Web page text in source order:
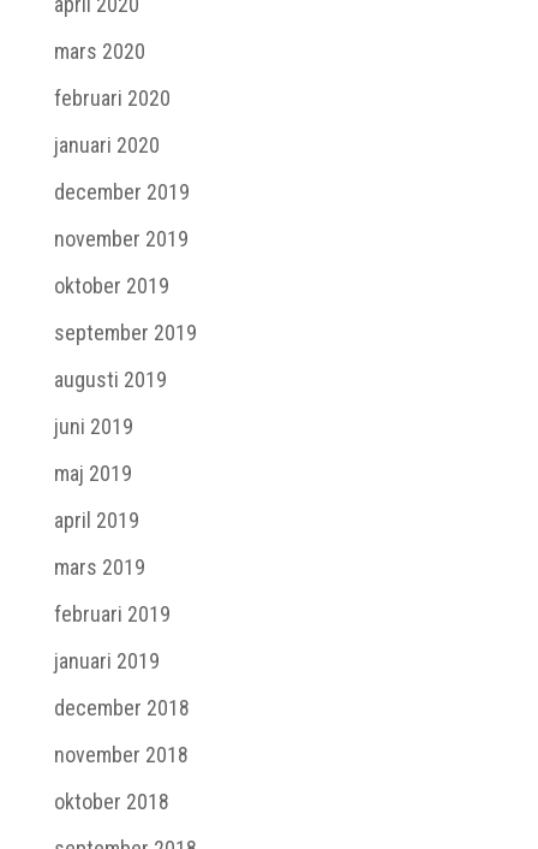
mars 2020
februari 2020
januari 2020
december 2019
november 2019
oktober 2019
september 2019
augusti 2019
juni 2019
maj 2019
april 2019
mars 2019
februari 2019
januari 2019
december 2018
november 2018
oktober 2018